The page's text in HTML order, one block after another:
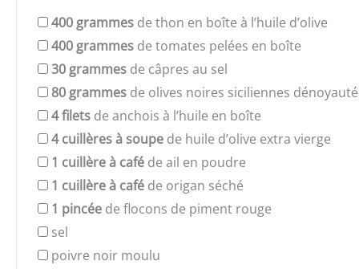
400 grammes de thon en boîte à l’huile d’olive
400 grammes de tomates pelées en boîte
30 grammes de câpres au sel
80 grammes de olives noires siciliennes
4filets de anchois à l’huile en boîte
4 cuillères à soupe de huile d’olive extra vierge
1 cuillère à café de ail en poudre
1 cuillère à café de origan séché
1 pincée de flocons de piment rouge
sel
poivre noir moulu